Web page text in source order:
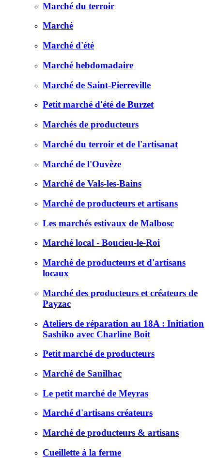
Marché du terroir
Marché
Marché d'été
Marché hebdomadaire
Marché de Saint-Pierreville
Petit marché d'été de Burzet
Marchés de producteurs
Marché du terroir et de l'artisanat
Marché de l'Ouvèze
Marché de Vals-les-Bains
Marché de producteurs et artisans
Les marchés estivaux de Malbosc
Marché local - Boucieu-le-Roi
Marché de producteurs et d'artisans
locaux
Marché des producteurs et créateurs de
Payzac
Ateliers de réparation au 18A : Initiation
Sashiko avec Charline Boit
Petit marché de producteurs
Marché de Sanilhac
Le petit marché de Meyras
Marché d'artisans créateurs
Marché de producteurs & artisans
Cueillette à la ferme